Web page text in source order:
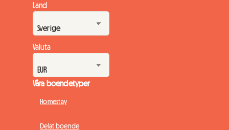
Land
Valuta
Våra boendetyper
Homestay
Delat boende